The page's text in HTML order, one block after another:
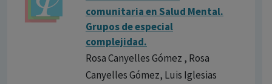
comunitaria en Salud Mental.
Grupos de especial
complejidad.
Rosa Canyelles Gómez , Rosa
Canyelles Gómez, Luis Iglesias